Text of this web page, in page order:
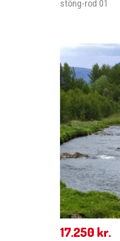
stöng-rod 01
17.250 kr.